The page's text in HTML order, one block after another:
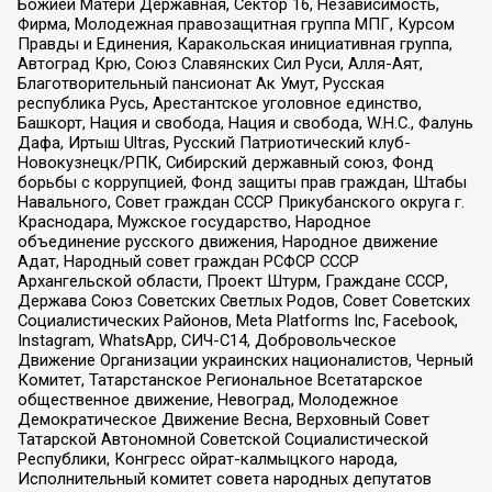
Божией Матери Державная, Сектор 16, Независимость,
Фирма, Молодежная правозащитная группа МПГ, Курсом
Правды и Единения, Каракольская инициативная группа,
Автоград Крю, Союз Славянских Сил Руси, Алля-Аят,
Благотворительный пансионат Ак Умут, Русская
республика Русь, Арестантское уголовное единство,
Башкорт, Нация и свобода, Нация и свобода, W.H.С., Фалунь
Дафа, Иртыш Ultras, Русский Патриотический клуб-
Новокузнецк/РПК, Сибирский державный союз, Фонд
борьбы с коррупцией, Фонд защиты прав граждан, Штабы
Навального, Совет граждан СССР Прикубанского округа г.
Краснодара, Мужское государство, Народное
объединение русского движения, Народное движение
Адат, Народный совет граждан РСФСР СССР
Архангельской области, Проект Штурм, Граждане СССР,
Держава Союз Советских Светлых Родов, Совет Советских
Социалистических Районов, Meta Platforms Inc, Facebook,
Instagram, WhatsApp, СИЧ-С14, Добровольческое
Движение Организации украинских националистов, Черный
Комитет, Татарстанское Региональное Всетатарское
общественное движение, Невоград, Молодежное
Демократическое Движение Весна, Верховный Совет
Татарской Автономной Советской Социалистической
Республики, Конгресс ойрат-калмыцкого народа,
Исполнительный комитет совета народных депутатов